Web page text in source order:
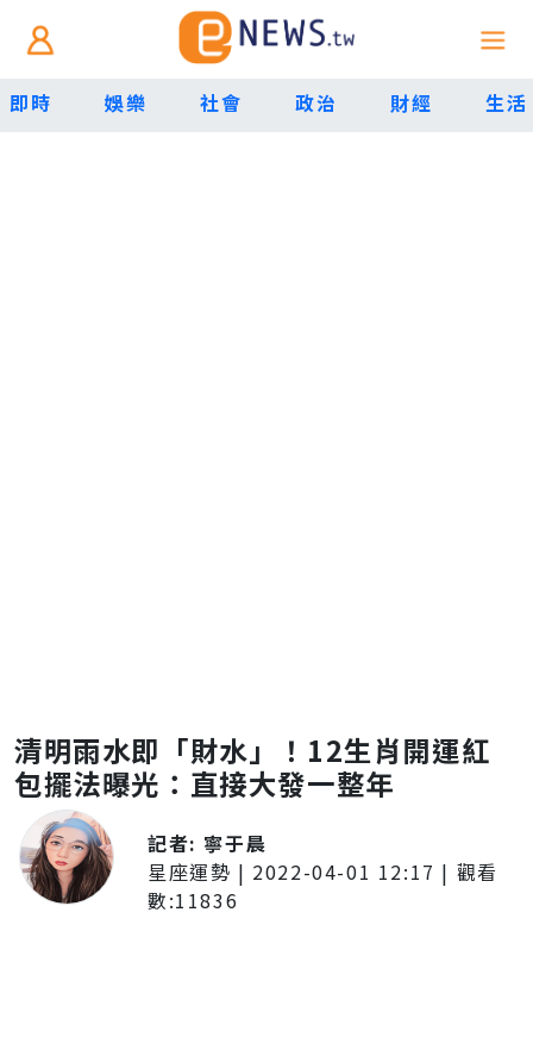
即時 娛樂 社會 政治 財經 生活
清明雨水即「財水」！12生肖開運紅
包擺法曝光：直接大發一整年
記者: 寧于晨
星座運勢 | 2022-04-01 12:17 | 觀看
數:11836